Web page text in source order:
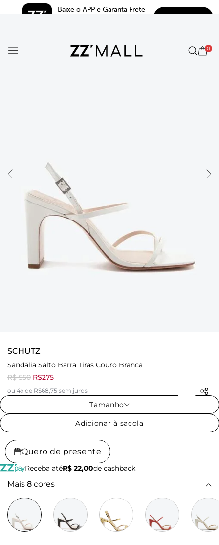
Baixe o APP e Garanta Frete
0
SCHUTZ
Sandália Salto Barra Tiras Couro Branca
R$ 550 R$275
ou 4x de R$68,75 sem juros
Tamanho
Adicionar à sacola
Quero de presente
Receba atéR$ 22,00de cashback
Mais 8 cores